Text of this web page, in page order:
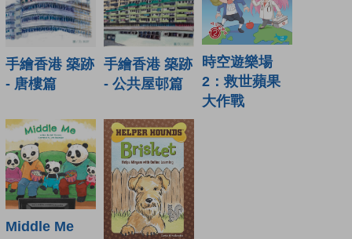
手繪香港 築跡
- 唐樓篇
手繪香港 築跡
- 公共屋邨篇
時空遊樂場
2：救世蘋果
大作戰
Middle Me